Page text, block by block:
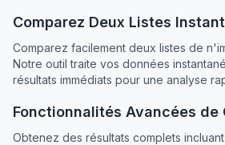
Comparez Deux Listes
Comparez facilement deux listes de
Notre outil traite vos données
résultats immédiats pour une analyse
Fonctionnalités Avancées de
Obtenez des résultats complets